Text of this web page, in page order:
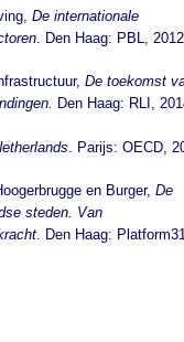
De internationale
. Den Haag: PBL, 2012
De toekomst
Den Haag: RLI,
. Parijs: OECD,
en Burger, De
steden. Van
. Den Haag: